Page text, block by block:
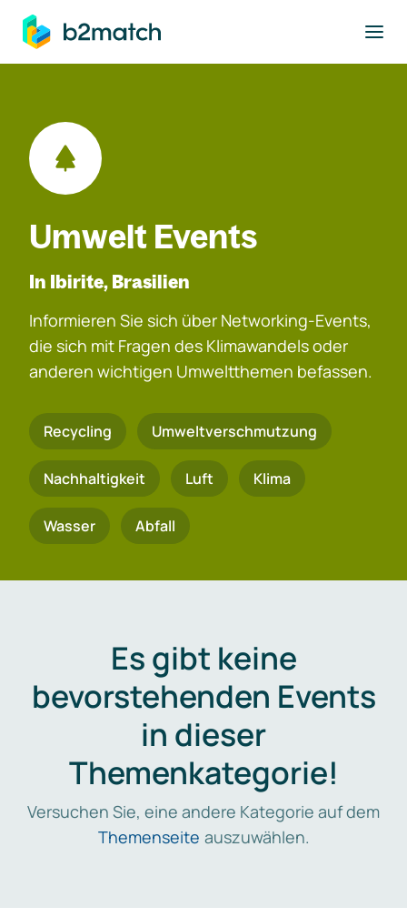
springen
Umwelt Events
In Ibirite, Brasilien
Informieren Sie sich über Networking-Events,
die sich mit Fragen des Klimawandels oder
anderen wichtigen Umweltthemen befassen.
Recycling Umweltverschmutzung
Nachhaltigkeit Luft Klima
Wasser Abfall
Es gibt keine
bevorstehenden Events
in dieser
Themenkategorie!
Versuchen Sie, eine andere Kategorie auf dem
Themenseite auszuwählen.